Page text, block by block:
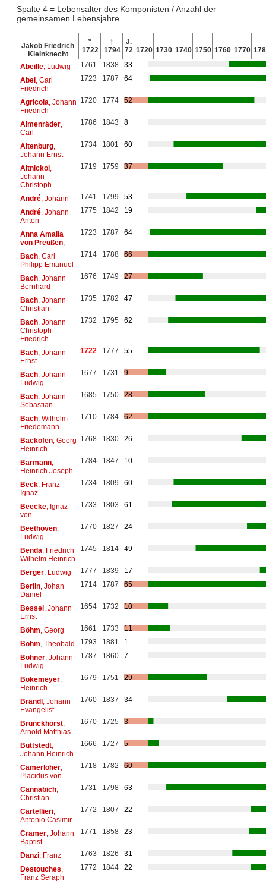
Spalte 4 = Lebensalter des Komponisten / Anzahl der
gemeinsamen Lebensjahre
Jakob Friedrich
Kleinknecht
*
1722
†
1794
J.
72 1720 1730 1740 1750 1760 1770
Abeille, Ludwig 1761 1838
33
Abel, Carl
Friedrich
1723 1787 64
Agricola , Johann
Friedrich
1720 1774 52
Almenräder,
Carl
1786 1843 8
Altenburg,
Johann Ernst
1734 1801 60
Altnickol,
Johann
Christoph
1719 1759 37
André, Johann 1741 1799
53
André, Johann
Anton
1775 1842 19
Anna Amalia
von Preußen,
1723 1787 64
Bach, Carl
Philipp Emanuel
1714 1788 66
Bach, Johann
Bernhard
1676 1749 27
Bach, Johann
Christian
1735 1782 47
Bach, Johann
Christoph
Friedrich
1732 1795 62
Bach, Johann
Ernst
1722 1777 55
Bach, Johann
Ludwig
1677 1731 9
Bach, Johann
Sebastian
1685 1750 28
Bach, Wilhelm
Friedemann
1710 1784 62
Backofen, Georg
Heinrich
1768 1830 26
Bärmann,
Heinrich Joseph
1784 1847 10
Beck, Franz
Ignaz
1734 1809 60
Beecke, Ignaz
von
1733 1803 61
Beethoven,
Ludwig
1770 1827 24
Benda , Friedrich
Wilhelm Heinrich
1745 1814 49
Berger, Ludwig 1777 1839
17
Berlin, Johan
Daniel
1714 1787 65
Bessel, Johann
Ernst
1654 1732 10
Böhm , Georg 1661 1733
11
Böhm , Theobald 1793 1881
1
Böhner, Johann
Ludwig
1787 1860 7
Bokemeyer,
Heinrich
1679 1751 29
Brandl, Johann
Evangelist
1760 1837 34
Brunckhorst,
Arnold Matthias
1670 1725 3
Buttstedt,
Johann Heinrich
1666 1727 5
Camerloher,
Placidus von
1718 1782 60
Cannabich,
Christian
1731 1798 63
Cartellieri,
Antonio Casimir
1772 1807 22
Cramer, Johann
Baptist
1771 1858 23
Danzi, Franz 1763 1826
31
Destouches
Franz Seraph
1772 1844 22